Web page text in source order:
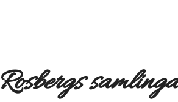
Rosbergs